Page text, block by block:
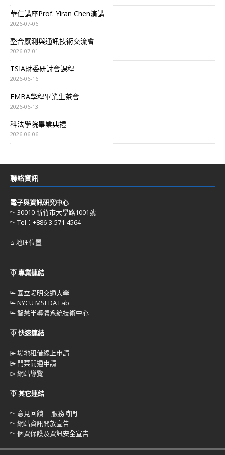
華仁講座Prof. Yiran Chen演講
2026-07-06
整合感測與通訊技術交流會
2026-07-01
TSIA財委研討會課程
2026-06-16
EMBA學程畢業生茶會
2026-06-13
科法學院畢業典禮
2026-06-06
聯絡資訊
電子與資訊研究中心
⌳ 30010 新竹市大學路1001號
⌳ Tel：+886-3-571-4564
⌂ 地理位置
⏁ 專業連結
⌳ 國立陽明交通大學
⌳NYCU MSEDA Lab
⌳智慧半導體系統技術中心
⏁ 快速連結
⌲場地租借線上申請
⌲ 門禁開通申請
⌲網站導覽
⏁ 其它連結
⌳ 意見回饋 ｜服務時間
⌳網站資訊開放宣告
⌳個資保護及資訊安全宣告